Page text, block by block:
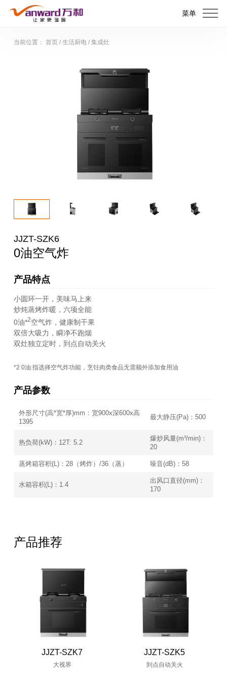
菜单
当前位置： 首页/ 生活厨电/ 集成灶
JJZT-SZK6
0油空气炸
产品特点
小圆环一开，美味马上来
炒炖蒸烤炸暖，六项全能
0油*2空气炸，健康制干果
双倍大吸力，瞬净不跑烟
双灶独立定时，到点自动关火
*2 0油:指选择空气炸功能，烹饪肉类食品无需额外添加食用油
产品参数
外形尺寸(高*宽*厚)mm：宽900x深600x高
1395
最大静压(Pa)：500
热负荷(kW)：12T: 5.2
爆炒风量(m³/min)：
20
蒸烤箱容积(L)：28（烤炸）/36（蒸） 噪音(dB)：58
水箱容积(L)：1.4
出风口直径(mm)：
170
产品推荐
JJZT-SZK7
大视界
JJZT-SZK5
到点自动关火